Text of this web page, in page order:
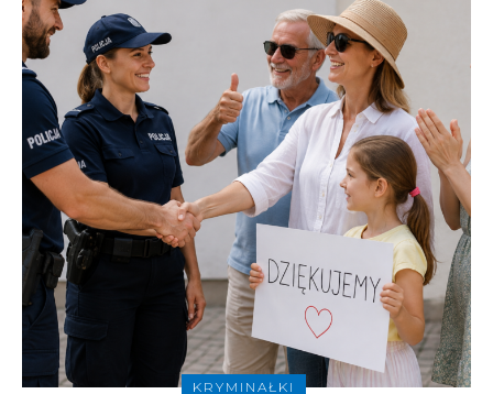
KRYMINAŁKI